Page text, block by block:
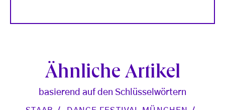
Ähnliche Artikel
basierend auf den Schlüsselwörtern